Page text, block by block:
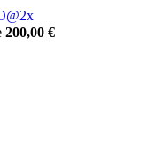
200,00€